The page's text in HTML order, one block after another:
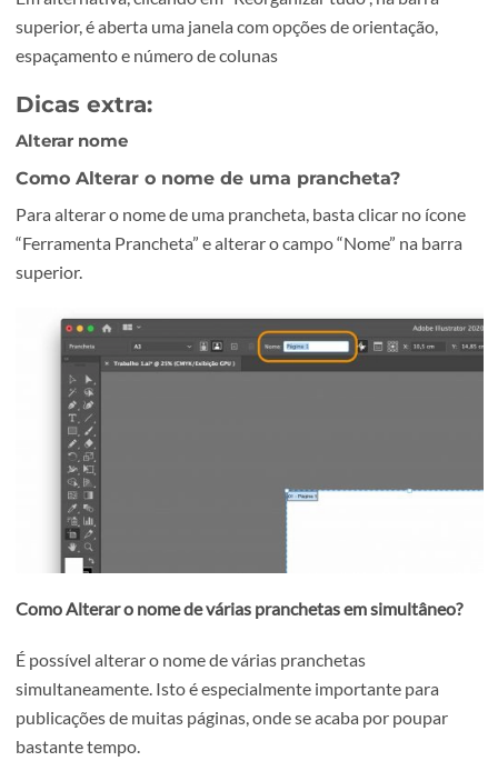
Ao adicionar uma prancheta esta pode não ficar
no local que se pretende. Para alterar a sua posição basta
clicar em cima desta e arrastar.
Em alternativa, clicando em “Reorganizar tudo”, na barra
superior, é aberta uma janela com opções de orientação,
espaçamento e número de colunas
Dicas extra:
Alterar nome
Para alterar o nome de uma prancheta, basta clicar no
“Ferramenta Prancheta” e alterar o campo “Nome” na
superior.